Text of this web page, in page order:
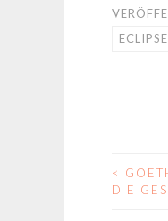
ECLIPSE
<
DIE